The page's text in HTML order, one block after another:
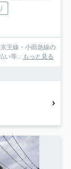
王線・小田急線の
い等... もっと見る